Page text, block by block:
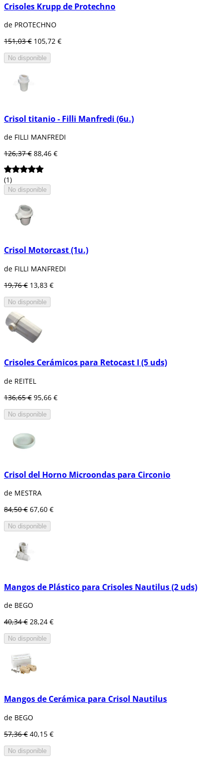
Crisoles Krupp de Protechno
de PROTECHNO
151,03 € 105,72 €
No disponible
Crisol titanio - Filli Manfredi (6u.)
de FILLI MANFREDI
126,37 € 88,46 €
(1)
No disponible
Crisol Motorcast (1u.)
de FILLI MANFREDI
19,76 € 13,83 €
No disponible
Crisoles Cerámicos para Retocast I (5 uds)
de REITEL
136,65 € 95,66 €
No disponible
Crisol del Horno Microondas para Circonio
de MESTRA
84,50 € 67,60 €
No disponible
Mangos de Plástico para Crisoles Nautilus (2 uds)
de BEGO
40,34 € 28,24 €
No disponible
Mangos de Cerámica para Crisol Nautilus
de BEGO
57,36 € 40,15 €
No disponible